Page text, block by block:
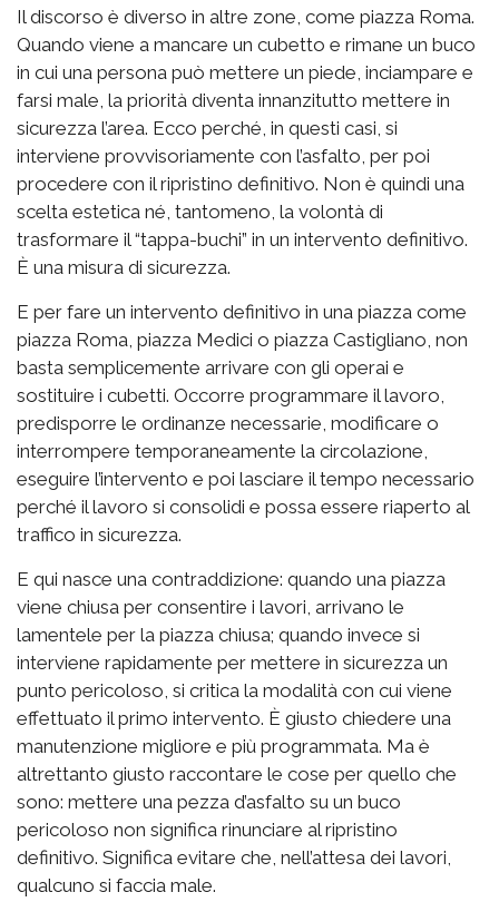
Il discorso è diverso in altre zone, come piazza Roma.
Quando viene a mancare un cubetto e rimane un buco
in cui una persona può mettere un piede, inciampare e
farsi male, la priorità diventa innanzitutto mettere in
sicurezza l’area. Ecco perché, in questi casi, si
interviene provvisoriamente con l’asfalto, per poi
procedere con il ripristino definitivo. Non è quindi una
scelta estetica né, tantomeno, la volontà di
trasformare il “tappa-buchi” in un intervento definitivo.
È una misura di sicurezza.
E per fare un intervento definitivo in una piazza come
piazza Roma, piazza Medici o piazza Castigliano, non
basta semplicemente arrivare con gli operai e
sostituire i cubetti. Occorre programmare il lavoro,
predisporre le ordinanze necessarie, modificare o
interrompere temporaneamente la circolazione,
eseguire l’intervento e poi lasciare il tempo necessario
perché il lavoro si consolidi e possa essere riaperto al
traffico in sicurezza.
E qui nasce una contraddizione: quando una piazza
viene chiusa per consentire i lavori, arrivano le
lamentele per la piazza chiusa; quando invece si
interviene rapidamente per mettere in sicurezza un
punto pericoloso, si critica la modalità con cui viene
effettuato il primo intervento. È giusto chiedere una
manutenzione migliore e più programmata. Ma è
altrettanto giusto raccontare le cose per quello che
sono: mettere una pezza d’asfalto su un buco
pericoloso non significa rinunciare al ripristino
definitivo. Significa evitare che, nell’attesa dei lavori,
qualcuno si faccia male.